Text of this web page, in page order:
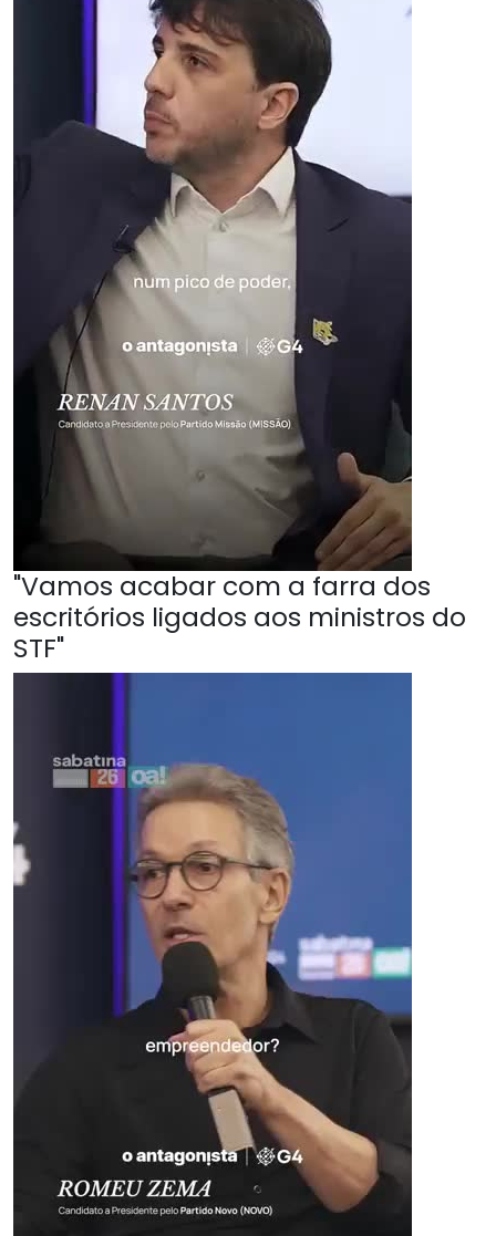
"Vamos acabar com a farra dos
escritórios ligados aos ministros do
STF"